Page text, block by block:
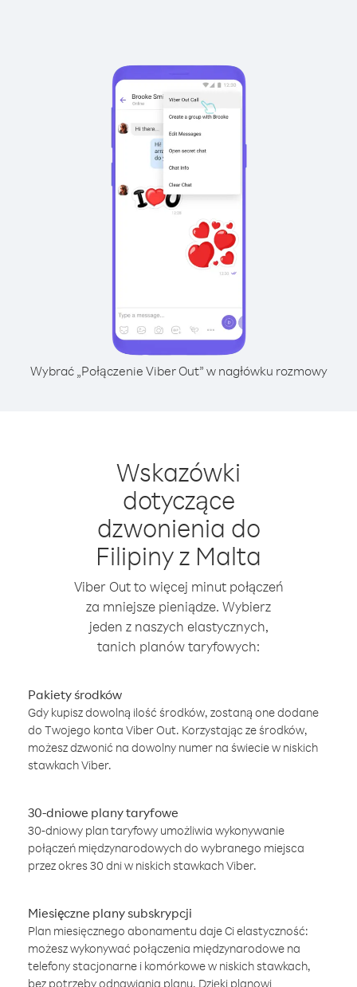
Wybrać „Połączenie Viber Out” w nagłówku rozmowy
Wskazówki
dotyczące
dzwonienia do
Filipiny z Malta
Viber Out to więcej minut połączeń
za mniejsze pieniądze. Wybierz
jeden z naszych elastycznych,
tanich planów taryfowych:
Pakiety środków
Gdy kupisz dowolną ilość środków, zostaną one dodane
do Twojego konta Viber Out. Korzystając ze środków,
możesz dzwonić na dowolny numer na świecie w niskich
stawkach Viber.
30-dniowe plany taryfowe
30-dniowy plan taryfowy umożliwia wykonywanie
połączeń międzynarodowych do wybranego miejsca
przez okres 30 dni w niskich stawkach Viber.
Miesięczne plany subskrypcji
Plan miesięcznego abonamentu daje Ci elastyczność:
możesz wykonywać połączenia międzynarodowe na
telefony stacjonarne i komórkowe w niskich stawkach,
bez potrzeby odnawiania planu. Dzięki planowi